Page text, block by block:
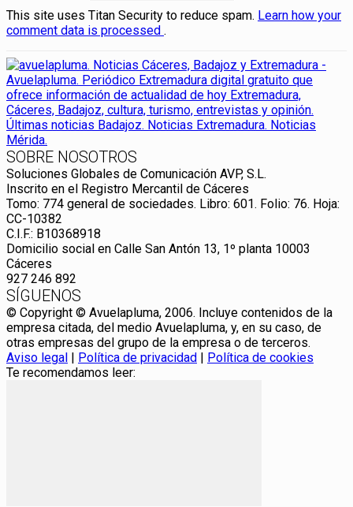
This site uses Titan Security to reduce spam. Learn how your
comment data is processed .
SOBRE NOSOTROS
Soluciones Globales de Comunicación AVP, S.L.
Inscrito en el Registro Mercantil de Cáceres
Tomo: 774 general de sociedades. Libro: 601. Folio: 76. Hoja:
CC-10382
C.I.F.: B10368918
Domicilio social en Calle San Antón 13, 1º planta 10003
Cáceres
927 246 892
SÍGUENOS
© Copyright © Avuelapluma, 2006. Incluye contenidos de la
empresa citada, del medio Avuelapluma, y, en su caso, de
otras empresas del grupo de la empresa o de terceros.
Aviso legal | Política de privacidad | Política de cookies
Te recomendamos leer: